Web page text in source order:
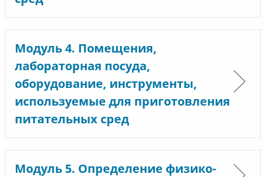
Модуль 4. Помещения,
лабораторная посуда,
оборудование, инструменты,
используемые для приготовления
питательных сред
Модуль 5. Определение физико-